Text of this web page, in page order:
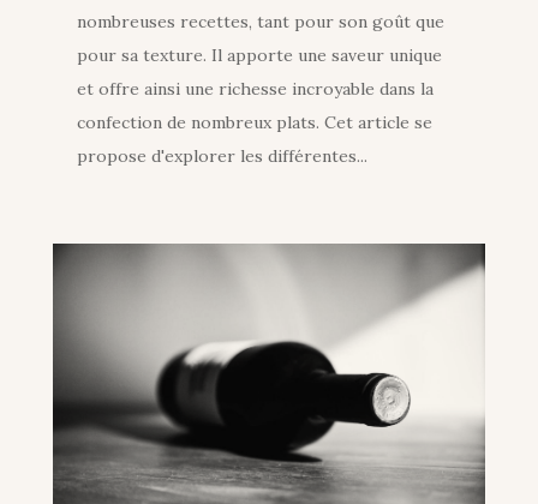
nombreuses recettes, tant pour son goût que
pour sa texture. Il apporte une saveur unique
et offre ainsi une richesse incroyable dans la
confection de nombreux plats. Cet article se
propose d'explorer les différentes...